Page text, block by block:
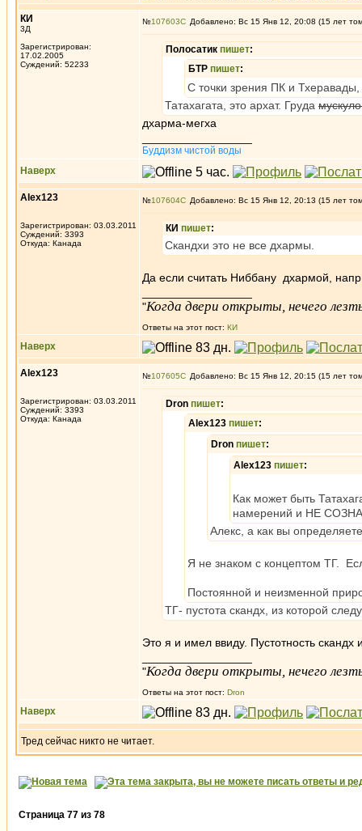
КИ
3Д
Зарегистрирован:
17.02.2005
Суждений: 52233
№107603 Добавлено: Вс 15 Янв 12, 20:08 (15 лет
Полосатик пишет:
БТР пишет:
С точки зрения ПК и
Татахагата, это архат. Груда
дхарма-мегха
Буддизм чистой воды
Наверх
Alex123
Зарегистрирован: 03.03.2011
Суждений: 3393
Откуда: Канада
№107604 Добавлено: Вс 15 Янв 12, 20:13 (15 лет
КИ пишет:
Скандхи это не все дхармы.
Да если считать Ниббану дхармой,
"Когда двери открыты, нечего
Ответы на этот пост: КИ
Наверх
Alex123
Зарегистрирован: 03.03.2011
Суждений: 3393
Откуда: Канада
№107605 Добавлено: Вс 15 Янв 12, 20:15 (15 лет
Dron пишет:
Alex123 пишет:
Dron пишет:
Alex123 пишет:
Как может быть
намерений и НЕ
Алекс, а как вы
Я не знаком с концептом ТГ.
Постоянной и неизменной
ТГ- пустота скандх, из которой
Это я и имел ввиду. Пустотность скандх
"Когда двери открыты, нечего
Ответы на этот пост: Dron
Наверх
Тред сейчас никто не читает.
Страница 77 из 78